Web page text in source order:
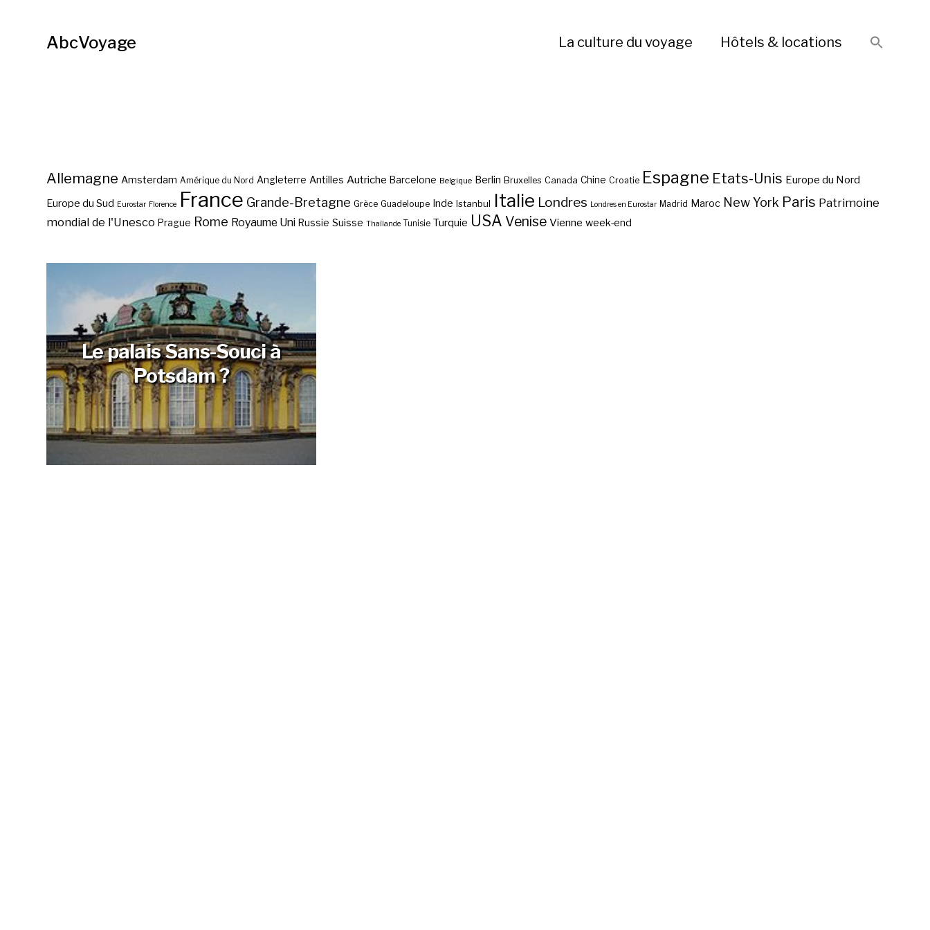
AbcVoyage La culture du voyage Hôtels & locations
Allemagne Amsterdam Amérique du Nord Angleterre Antilles Autriche Barcelone Belgique Berlin Bruxelles Canada Chine Croatie Espagne Etats-Unis Europe du Nord
Europe du Sud Eurostar Florence France Grande-Bretagne Grèce Guadeloupe Inde Istanbul Italie Londres Londres en Eurostar Madrid Maroc New York Paris Patrimoine
mondial de l'Unesco Prague Rome Royaume Uni Russie Suisse Thaïlande Tunisie Turquie USA Venise Vienne week-end
Le palais Sans-Souci à
Potsdam ?